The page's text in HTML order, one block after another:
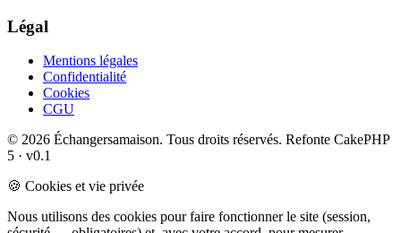
Légal
Mentions légales
Confidentialité
Cookies
CGU
© 2026 Échangersamaison. Tous droits réservés. Refonte CakePHP
5 · v0.1
🍪 Cookies et vie privée
Nous utilisons des cookies pour faire fonctionner le site (session,